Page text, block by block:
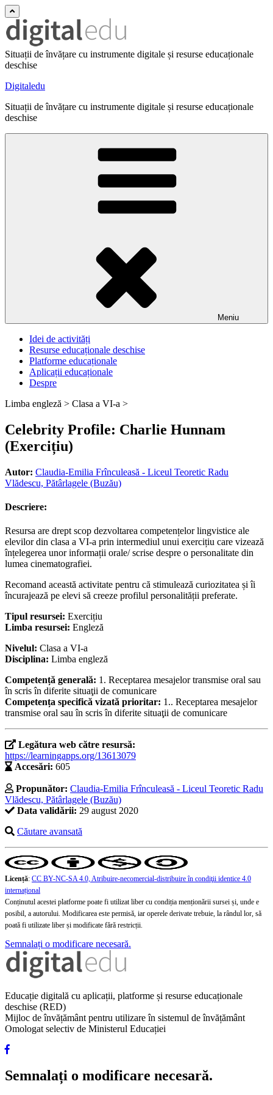
Situații de învățare cu instrumente digitale și resurse educaționale
deschise
Digitaledu
Situații de învățare cu instrumente digitale și resurse educaționale
deschise
Meniu
Idei de activități
Resurse educaționale deschise
Platforme educaționale
Aplicații educaționale
Despre
Limba engleză > Clasa a VI-a >
Celebrity Profile: Charlie Hunnam
(Exercițiu)
Autor: Claudia-Emilia Frînculeasă - Liceul Teoretic Radu
Vlădescu, Pătârlagele (Buzău)
Descriere:
Resursa are drept scop dezvoltarea competențelor lingvistice ale
elevilor din clasa a VI-a prin intermediul unui exercițiu care vizează
înțelegerea unor informații orale/ scrise despre o personalitate din
lumea cinematografiei.
Recomand această activitate pentru că stimulează curiozitatea și îi
încurajează pe elevi să creeze profilul personalității preferate.
Tipul resursei: Exercițiu
Limba resursei: Engleză
Nivelul: Clasa a VI-a
Disciplina: Limba engleză
Competență generală: 1. Receptarea mesajelor transmise oral sau
în scris în diferite situaţii de comunicare
Competența specifică vizată prioritar: 1.. Receptarea mesajelor
transmise oral sau în scris în diferite situaţii de comunicare
Legătura web către resursă:
https://learningapps.org/13613079
Accesări: 605
Propunător: Claudia-Emilia Frînculeasă - Liceul Teoretic Radu
Vlădescu, Pătârlagele (Buzău)
Data validării: 29 august 2020
Căutare avansată
Licență: CC BY-NC-SA 4.0, Atribuire-necomercial-distribuire în condiţii identice 4.0
internațional
Conținutul acestei platforme poate fi utilizat liber cu condiția menționării sursei și, unde e
posibil, a autorului. Modificarea este permisă, iar operele derivate trebuie, la rândul lor, să
poată fi utilizate liber și modificate fără restricții.
Semnalați o modificare necesară.
Educație digitală cu aplicații, platforme și resurse educaționale
deschise (RED)
Mijloc de învățământ pentru utilizare în sistemul de învățământ
Omologat selectiv de Ministerul Educației
Semnalați o modificare necesară.